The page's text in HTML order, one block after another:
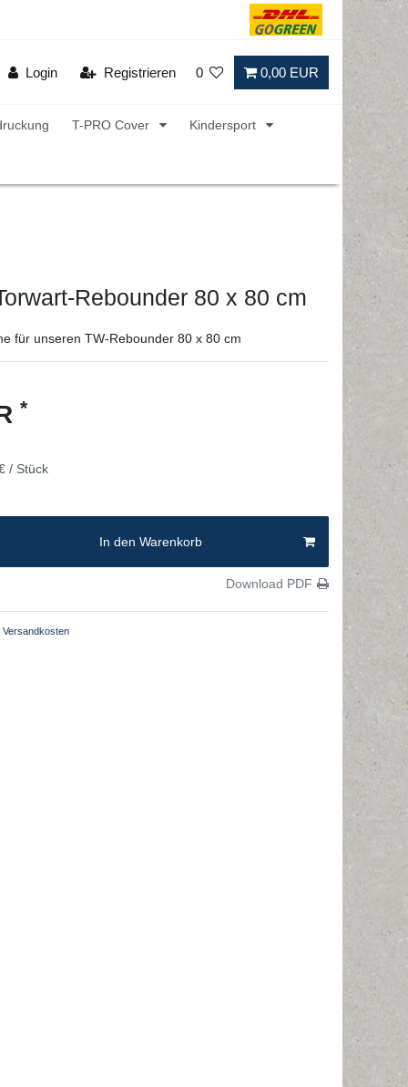
Login Registrieren 0 0,00 EUR
T-PRO Cover Kindersport
Rebounder 80 x 80 cm
für unseren TW-Rebounder 80 x 80 cm
*
/ Stück
In den Warenkorb
Download PDF
Versandkosten